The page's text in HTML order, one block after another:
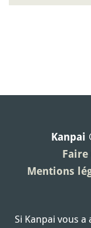
Kanpai
Faire
Mentions
Si Kanpai vous